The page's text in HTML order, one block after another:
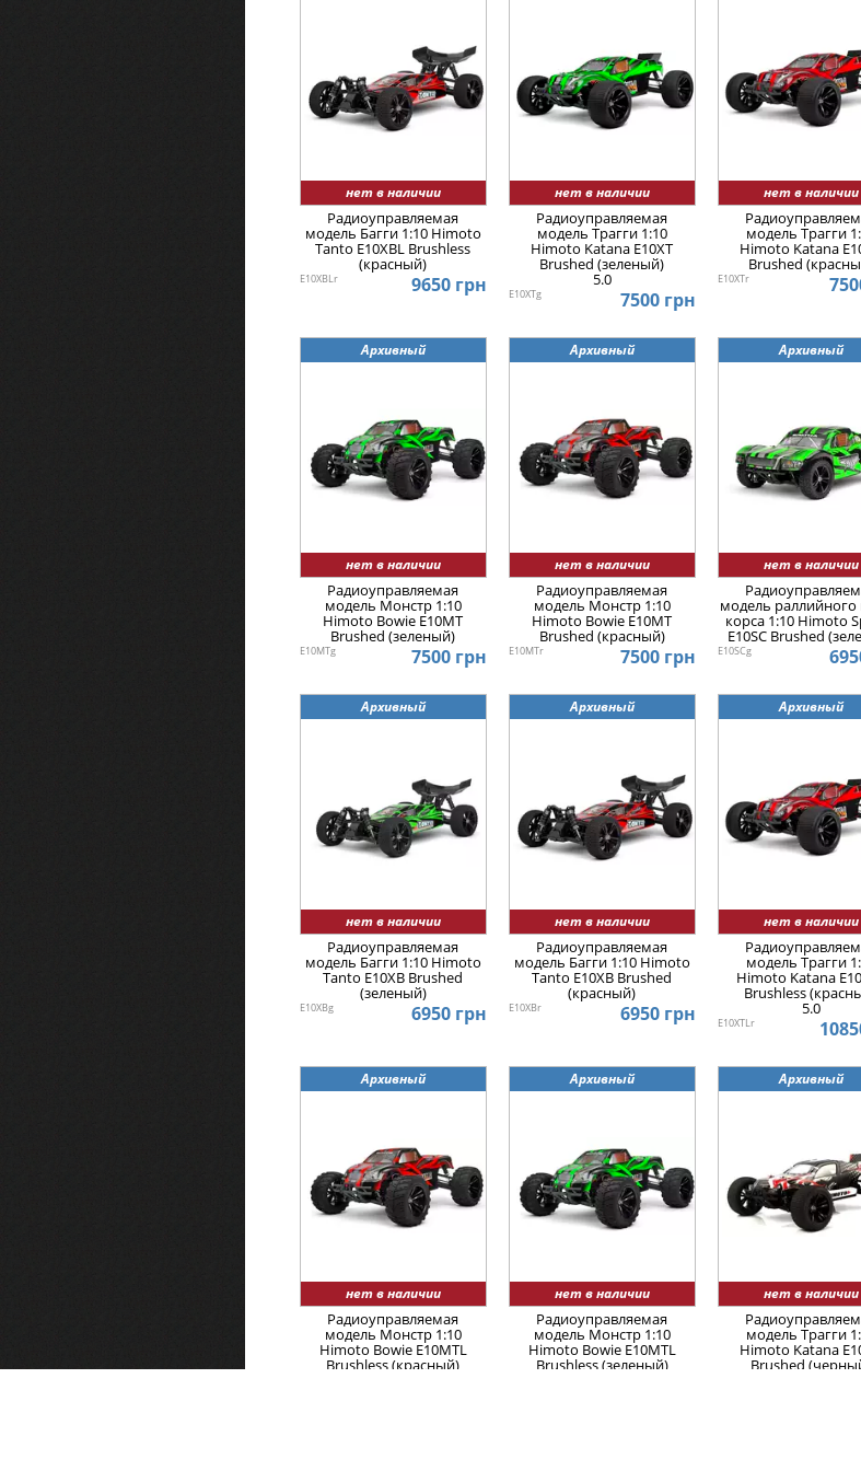
нет в наличии
Радиоуправляемая
модель Багги 1:10 Himoto
Tanto E10XBL Brushless
(красный)
E10XBLr 9650 грн
нет в наличии
Радиоуправляемая
модель Трагги 1:10
Himoto Katana E10XT
Brushed (зеленый)
5.0
E10XTg 7500 грн
нет в наличии
модель Трагги
Himoto Katana
Brushed
E10XTr
Архивный
нет в наличии
Радиоуправляемая
модель Монстр 1:10
Himoto Bowie E10MT
Brushed (зеленый)
E10MTg 7500 грн
Архивный
нет в наличии
Радиоуправляемая
модель Монстр 1:10
Himoto Bowie E10MT
Brushed (красный)
E10MTr 7500 грн
Архивный
нет в наличии
модель
корса 1:10 Himoto
E10SC Brushed
E10SCg
Архивный
нет в наличии
Радиоуправляемая
модель Багги 1:10 Himoto
Tanto E10XB Brushed
(зеленый)
E10XBg 6950 грн
Архивный
нет в наличии
Радиоуправляемая
модель Багги 1:10 Himoto
Tanto E10XB Brushed
(красный)
E10XBr 6950 грн
Архивный
нет в наличии
модель Трагги
Himoto Katana
Brushless
5.0
E10XTLr
Архивный
нет в наличии
Радиоуправляемая
модель Монстр 1:10
Himoto Bowie E10MTL
Brushless (красный)
Архивный
нет в наличии
Радиоуправляемая
модель Монстр 1:10
Himoto Bowie E10MTL
Brushless (зеленый)
Архивный
нет в наличии
модель Трагги
Himoto Katana
Brushed